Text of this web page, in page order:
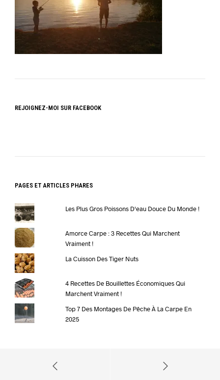
REJOIGNEZ-MOI SUR FACEBOOK
PAGES ET ARTICLES PHARES
Les Plus Gros Poissons D'eau Douce Du Monde !
Amorce Carpe : 3 Recettes Qui Marchent
Vraiment !
La Cuisson Des Tiger Nuts
4 Recettes De Bouillettes Économiques Qui
Marchent Vraiment !
Top 7 Des Montages De Pêche À La Carpe En
2025